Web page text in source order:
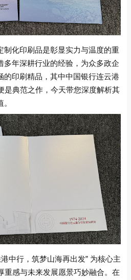
制化印刷品是彰显实力与温度的重
多年深耕行业的经验，为众多政企
的印刷精品，其中中国银行连云港
是典范之作，今天带您深度解析其
中行，筑梦山海再出发” 为核心主
重感与未来发展愿景巧妙融合。在